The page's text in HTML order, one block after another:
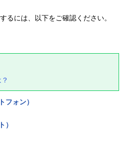
るには、以下をご確認ください。
フォン）
）